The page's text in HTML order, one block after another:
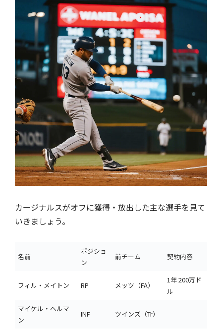
カージナルスがオフに獲得・放出した主な選手を見て
いきましょう。
名前
ポジショ
ン
前チーム 契約内容
フィル・メイトン RP メッツ（FA）
1年 200万ド
ル
マイケル・ヘルマ
ン
INF ツインズ（Tr）